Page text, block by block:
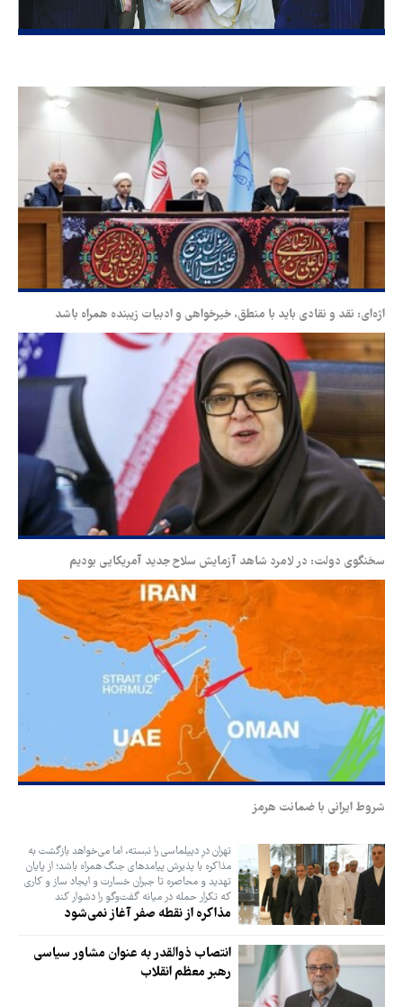
اژه‌ای: نقد و نقادی باید با منطق، خیرخواهی و ادبیات زیبنده همراه باشد
سخنگوی دولت: در لامرد شاهد آزمایش سلاح جدید آمریکایی بودیم
شروط ایرانی با ضمانت هرمز
تهران درِ دیپلماسی را نبسته، اما می‌خواهد بازگشت به
مذاکره با پذیرش پیامدهای جنگ همراه باشد؛ از پایان
تهدید و محاصره تا جبران خسارت و ایجاد ساز و کاری
که تکرار حمله در میانه گفت‌وگو را دشوار کند
مذاکره از نقطه صفر آغاز نمی‌شود
انتصاب ذوالقدر به عنوان مشاور سیاسی
رهبر معظم انقلاب